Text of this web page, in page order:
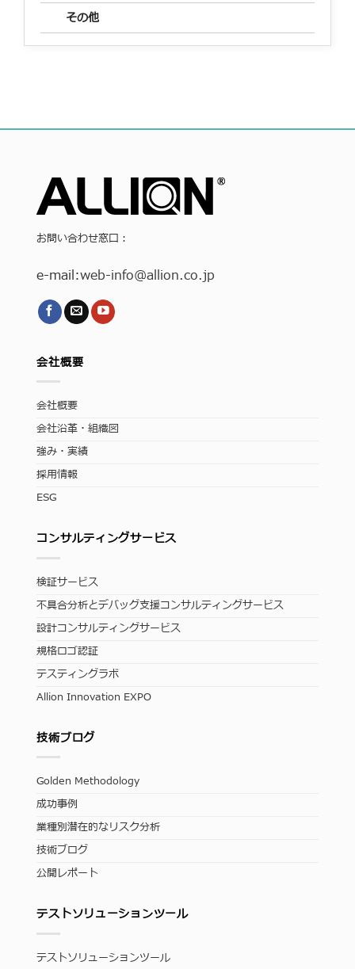
その他
お問い合わせ窓口：
e-mail:web-info@allion.co.jp
会社概要
会社概要
会社沿革・組織図
強み・実績
採用情報
ESG
コンサルティングサービス
検証サービス
不具合分析とデバッグ支援コンサルティングサービス
設計コンサルティングサービス
規格ロゴ認証
テスティングラボ
Allion Innovation EXPO
技術ブログ
Golden Methodology
成功事例
業種別潜在的なリスク分析
技術ブログ
公開レポート
テストソリューションツール
テストソリューションツール